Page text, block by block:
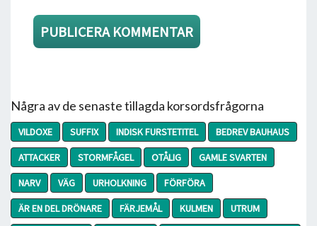
Några av de senaste tillagda korsordsfrågorna
VILDOXE SUFFIX INDISK FURSTETITEL
BEDREV BAUHAUS
ATTACKER
STORMFÅGEL OTÅLIG
GAMLE SVARTEN
NARV
VÄG URHOLKNING
FÖRFÖRA
ÄR EN DEL DRÖNARE
FÄRJEMÅL KULMEN
UTRUM